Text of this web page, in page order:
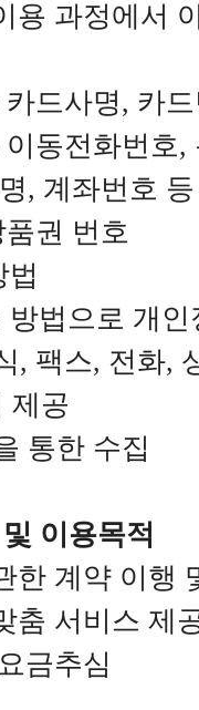
용 과정에서
드사명, 카
동전화번호
, 계좌번호 등
권 번호
법
법으로 개
, 팩스, 전화,
제공
통한 수집
이용목적
한 계약 이행
춤 서비스 제
금추심